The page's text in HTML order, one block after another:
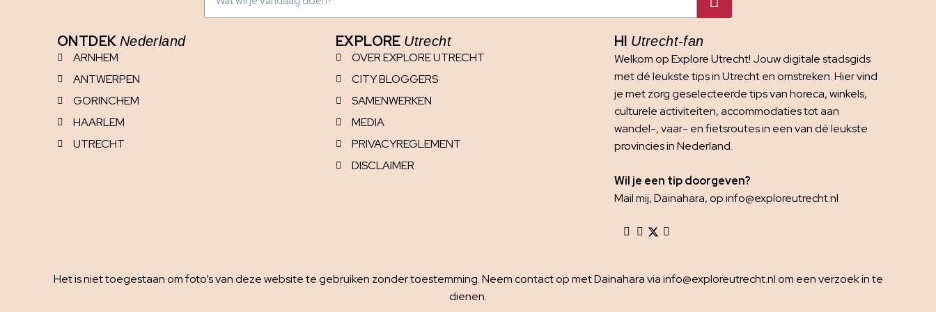
ONTDEK Nederland
ARNHEM
ANTWERPEN
GORINCHEM
HAARLEM
UTRECHT
EXPLORE Utrecht
OVER EXPLORE UTRECHT
CITY BLOGGERS
SAMENWERKEN
MEDIA
PRIVACYREGLEMENT
DISCLAIMER
HI Utrecht-fan
Welkom op Explore Utrecht! Jouw digitale stadsgids
met dé leukste tips in Utrecht en omstreken. Hier vind
je met zorg geselecteerde tips van horeca, winkels,
culturele activiteiten, accommodaties tot aan
wandel-, vaar- en fietsroutes in een van dé leukste
provincies in Nederland.
Wil je een tip doorgeven?
Mail mij, Dainahara, op info@exploreutrecht.nl
Het is niet toegestaan om foto’s van deze website te gebruiken zonder toestemming. Neem contact op met Dainahara via info@exploreutrecht.nl om een verzoek in te
dienen.